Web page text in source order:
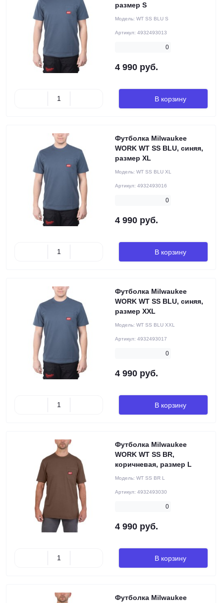
размер S
Модель: WT SS BLU S
Артикул: 4932493013
0
4 990 руб.
В корзину
Футболка Milwaukee
WORK WT SS BLU, синяя,
размер XL
Модель: WT SS BLU XL
Артикул: 4932493016
0
4 990 руб.
В корзину
Футболка Milwaukee
WORK WT SS BLU, синяя,
размер XXL
Модель: WT SS BLU XXL
Артикул: 4932493017
0
4 990 руб.
В корзину
Футболка Milwaukee
WORK WT SS BR,
коричневая, размер L
Модель: WT SS BR L
Артикул: 4932493030
0
4 990 руб.
В корзину
Футболка Milwaukee